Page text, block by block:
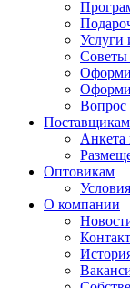
Услуги
Советы
Вопрос
Поставщикам
Анкета
Оптовикам
О компании